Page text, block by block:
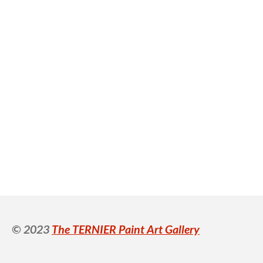
© 2023 The TERNIER Paint Art Gallery